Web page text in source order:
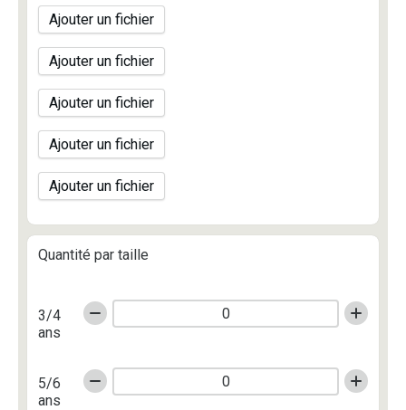
Ajouter un fichier
Ajouter un fichier
Ajouter un fichier
Ajouter un fichier
Ajouter un fichier
Quantité par taille
3/4
ans
5/6
ans